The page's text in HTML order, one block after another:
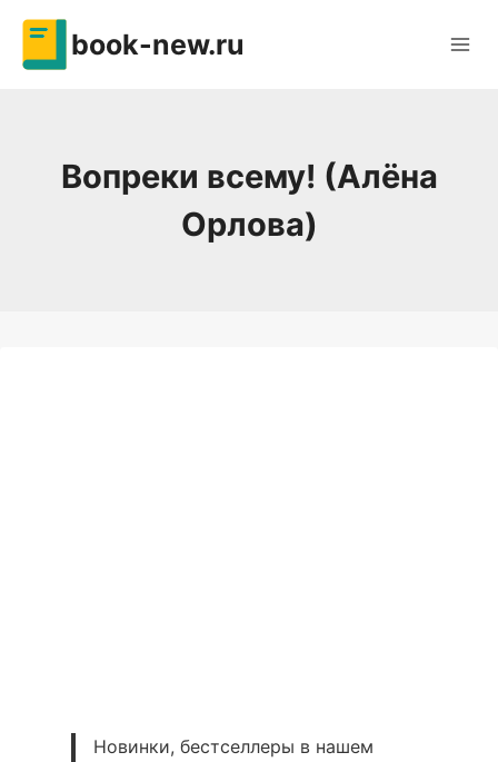
Перейти
содержимому
book-new.ru
Вопреки всему! (Алёна
Орлова)
Новинки, бестселлеры в нашем